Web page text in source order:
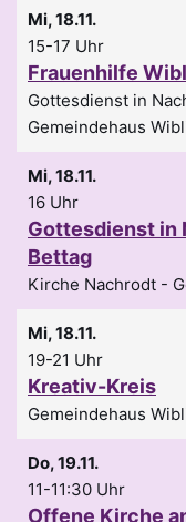
Mi, 18.11.
15-17 Uhr
Frauenhilfe
Gottesdienst in
Gemeindehaus
Mi, 18.11.
16 Uhr
Gottesdienst in
Bettag
Kirche Nachrodt
Mi, 18.11.
19-21 Uhr
Kreativ-Kreis
Gemeindehaus
Do, 19.11.
11-11:30 Uhr
Offene Kirche